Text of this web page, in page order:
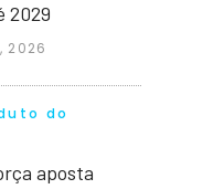
2029
2026
do
aposta